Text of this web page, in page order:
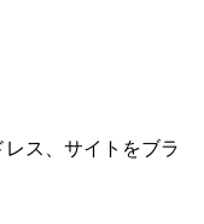
ス、サイトをブラ